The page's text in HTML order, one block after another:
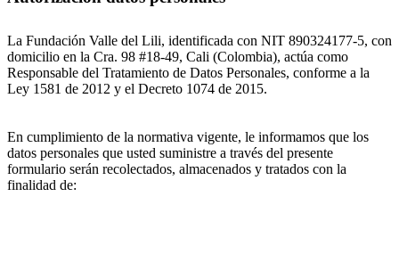
La Fundación Valle del Lili, identificada con NIT 890324177-5, con
domicilio en la Cra. 98 #18-49, Cali (Colombia), actúa como
Responsable del Tratamiento de Datos Personales, conforme a la
Ley 1581 de 2012 y el Decreto 1074 de 2015.
En cumplimiento de la normativa vigente, le informamos que los
datos personales que usted suministre a través del presente
formulario serán recolectados, almacenados y tratados con la
finalidad de: